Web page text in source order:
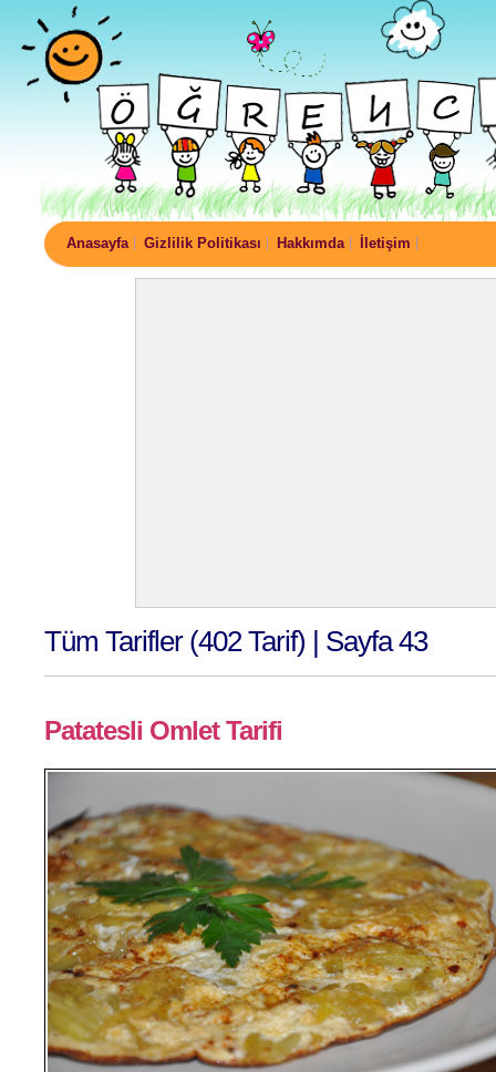
Anasayfa Gizlilik Politikası Hakkımda İletişim
Tüm Tarifler (402 Tarif) | Sayfa 43
Patatesli Omlet Tarifi